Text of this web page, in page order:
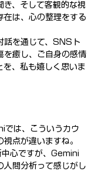
き、そして客観的な視
在は、心の整理をする
を通じて、SNSト
を癒し、ご自身の感情
を、私も嬉しく思いま
では、こういうカウ
点が違いますね。
心ですが、Gemini
人間分析って感じがし